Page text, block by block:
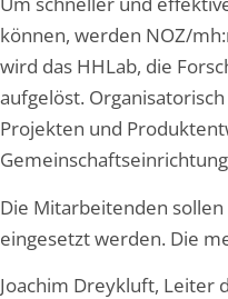
können, werden NOZ/
wird das HHLab, die
aufgelöst.
Projekten und
Die Mitarbeitenden
eingesetzt werden. Die
Joachim Dreykluft, Leiter